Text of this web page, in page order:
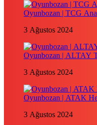
Oyunbozan | TCG
3 Ağustos 2024
Oyunbozan | ALTAY
3 Ağustos 2024
Oyunbozan | ATAK
3 Ağustos 2024